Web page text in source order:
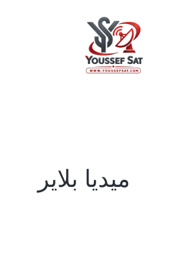
ميديا بلاير